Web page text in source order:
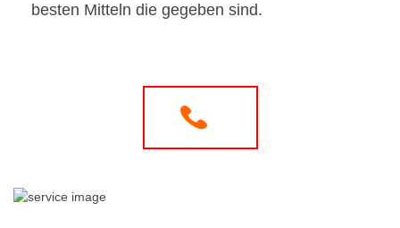
besten Mitteln die gegeben sind.